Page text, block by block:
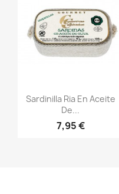
Vista rápida
Sardinilla Ria En Aceite
De...
7,95 €